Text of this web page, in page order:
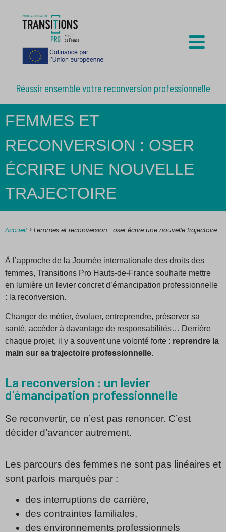
Réussir ensemble votre reconversion professionnelle
FEMMES ET
RECONVERSION : OSER
ÉCRIRE UNE NOUVELLE
TRAJECTOIRE
Accueil > Femmes et reconversion : oser écrire une nouvelle trajectoire
À l’approche de la Journée internationale des droits des
femmes, Transitions Pro Hauts-de-France souhaite mettre
en lumière un levier concret d’émancipation professionnelle
: la reconversion.
Changer de métier, évoluer, entreprendre, préserver sa
santé, accéder à davantage de responsabilités… Derrière
chaque projet, il y a souvent une volonté forte : reprendre la
main sur sa trajectoire professionnelle.
La reconversion : un levier
d'émancipation professionnelle
Se reconvertir, ce n’est pas renoncer. C’est
décider d’avancer autrement.
Les parcours des femmes ne sont pas linéaires et
sont parfois marqués par :
des interruptions de carrière,
des contraintes familiales,
des environnements professionnels